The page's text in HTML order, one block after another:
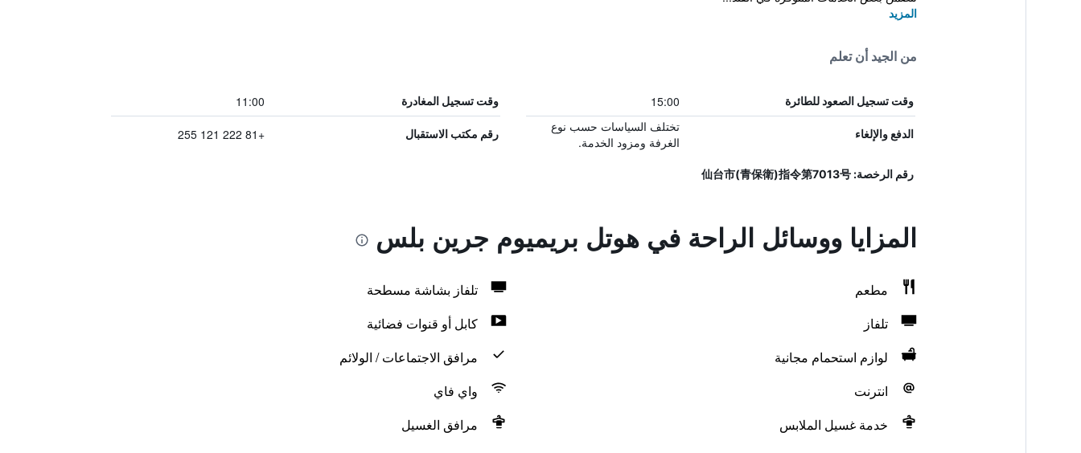
المزيد
من الجيد أن تعلم
وقت تسجيل الصعود للطائرة 15:00 وقت تسجيل المغادرة 11:00
الدفع والإلغاء
تختلف السياسات حسب نوع
الغرفة ومزود الخدمة.
رقم مكتب الاستقبال +81 222 121 255
رقم الرخصة: 仙台市(青保衛)指令第7013号
المزايا ووسائل الراحة في هوتل بريميوم جرين بلس
مطعم
تلفاز بشاشة مسطحة
تلفاز
كابل أو قنوات فضائية
لوازم استحمام مجانية
مرافق الاجتماعات / الولائم
انترنت
واي فاي
خدمة غسيل الملابس
مرافق الغسيل